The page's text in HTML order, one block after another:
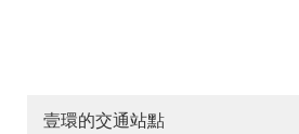
壹環的交通站點